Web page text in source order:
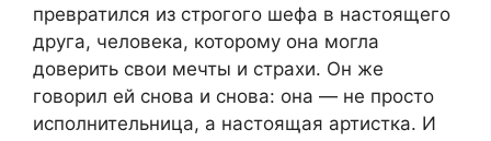
превратился из строгого шефа в настоящего
друга, человека, которому она могла
доверить свои мечты и страхи. Он же
говорил ей снова и снова: она — не просто
исполнительница, а настоящая артистка. И